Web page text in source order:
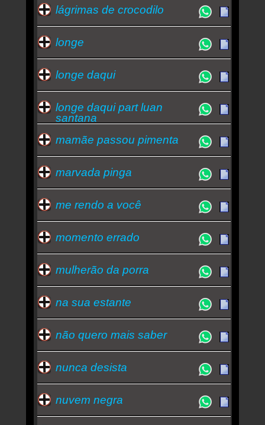
lágrimas de crocodilo
longe
longe daqui
longe daqui part luan
santana
mamãe passou pimenta
marvada pinga
me rendo a você
momento errado
mulherão da porra
na sua estante
não quero mais saber
nunca desista
nuvem negra